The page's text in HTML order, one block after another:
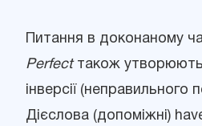
Питання в доконаному
Perfectтакож
інверсії (неправильного
Дієслова (допоміжні)